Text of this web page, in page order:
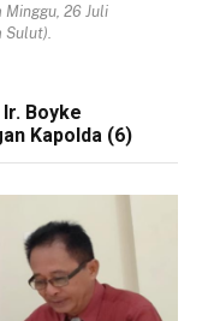
Minggu, 26 Juli
Sulut).
Boyke
Kapolda (6)